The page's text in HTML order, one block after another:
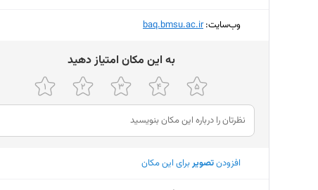
وب‌سایت:‎baq.bmsu.ac.ir
ﺑﻪ اﯾﻦ ﻣﮑﺎن اﻣﺘﯿﺎز دﻫﯿﺪ
افزودنتصویربرای این مکان